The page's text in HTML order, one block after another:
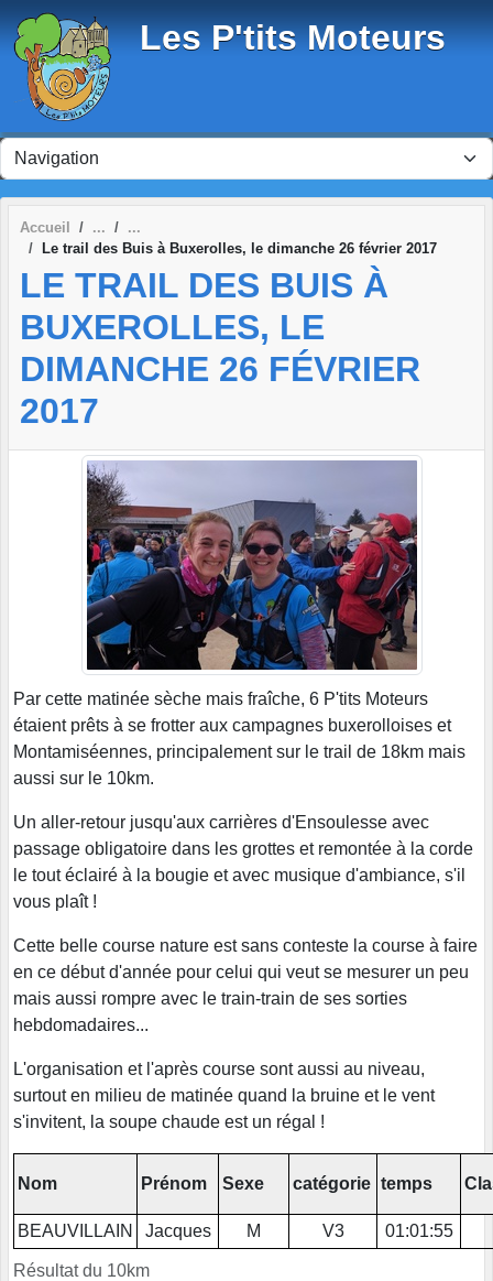
Les P'tits Moteurs
Accueil
Le trail des Buis à Buxerolles, le dimanche 26 février 2017
LE TRAIL DES BUIS À
BUXEROLLES, LE
DIMANCHE 26 FÉVRIER
2017
Par cette matinée sèche mais fraîche, 6 P'tits Moteurs
étaient prêts à se frotter aux campagnes buxerolloises et
Montamiséennes, principalement sur le trail de 18km mais
aussi sur le 10km.
Un aller-retour jusqu'aux carrières d'Ensoulesse avec
passage obligatoire dans les grottes et remontée à la corde
le tout éclairé à la bougie et avec musique d'ambiance, s'il
vous plaît !
Cette belle course nature est sans conteste la course à faire
en ce début d'année pour celui qui veut se mesurer un peu
mais aussi rompre avec le train-train de ses sorties
hebdomadaires...
L'organisation et l'après course sont aussi au niveau,
surtout en milieu de matinée quand la bruine et le vent
s'invitent, la soupe chaude est un régal !
Résultat du 10km
Nom Prénom Sexe catégorie temps
BEAUVILLAIN Jacques M V3 01:01:55
Panneau de gestion des cookies